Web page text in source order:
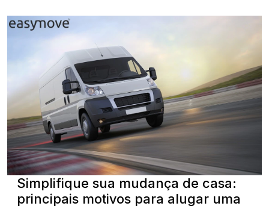
Simplifique sua mudança de casa:
principais motivos para alugar uma